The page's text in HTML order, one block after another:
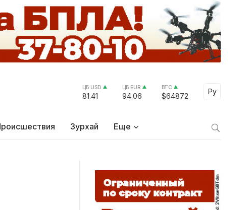
ЦБ USD
81.41
ЦБ EUR
94.06
BTC
$64872
Ру
Select
Зурхай Еще